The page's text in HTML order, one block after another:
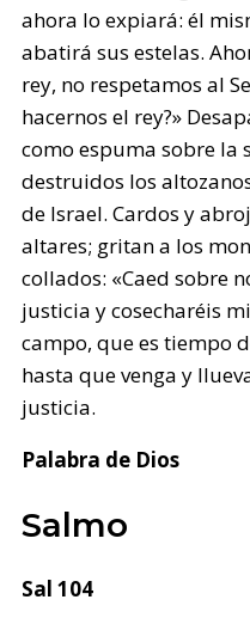
ahora lo expiará: él
abatirá sus estelas.
rey, no respetamos al
hacernos el rey?»
como espuma sobre la
destruidos los
de Israel. Cardos y
altares; gritan a los
collados: «Caed sobre
justicia y cosecharéis
campo, que es tiempo
hasta que venga y
justicia.
Palabra de Dios
Salmo
Sal 104